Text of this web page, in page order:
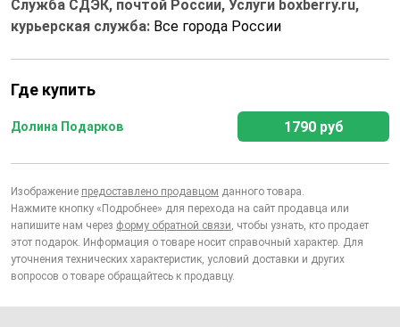
Служба СДЭК, почтой России, Услуги boxberry.ru,
курьерская служба: Все города России
Где купить
Долина Подарков 1790 руб
Изображение предоставлено продавцом данного товара.
Нажмите кнопку «Подробнее» для перехода на сайт продавца или
напишите нам через форму обратной связи, чтобы узнать, кто продает
этот подарок. Информация о товаре носит справочный характер. Для
уточнения технических характеристик, условий доставки и других
вопросов о товаре обращайтесь к продавцу.